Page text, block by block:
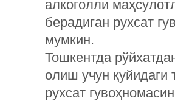
алкоголли
берадиган рухсат
мумкин.
Тошкентда
олиш учун қуйидаги
рухсат